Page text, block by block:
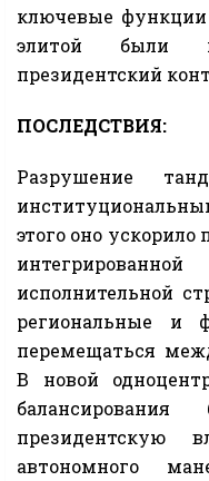
ключевые функции
элитой были
президентский
ПОСЛЕДСТВИЯ:
Разрушение
этого оно ускорило
исполнительной
региональные и
перемещаться
В новой
президентскую
автономного